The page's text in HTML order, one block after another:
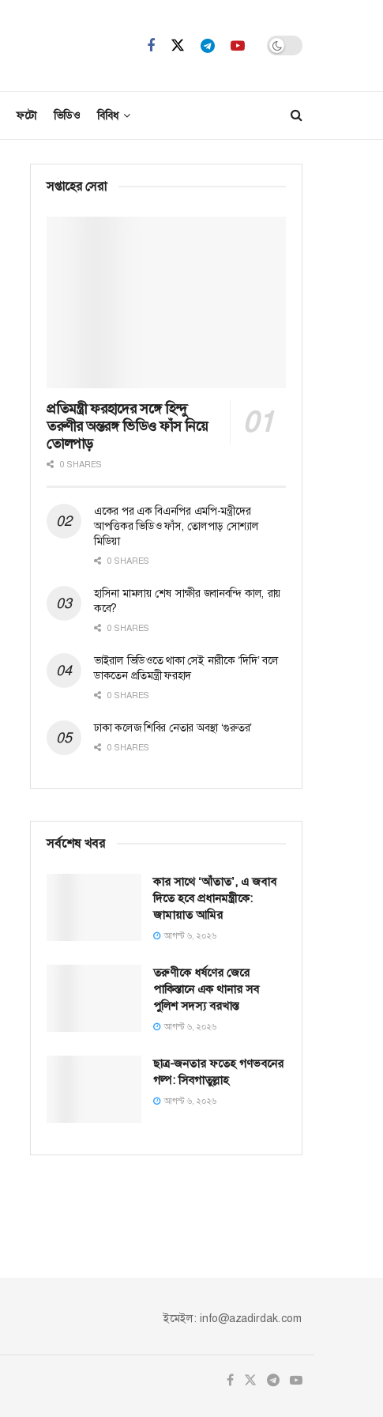
ফটো ভিডিও বিবিধ
সপ্তাহের সেরা
প্রতিমন্ত্রী ফরহাদের সঙ্গে হিন্দু
তরুণীর অন্তরঙ্গ ভিডিও ফাঁস নিয়ে
তোলপাড়
0 SHARES
একের পর এক বিএনপির এমপি-মন্ত্রীদের
আপত্তিকর ভিডিও ফাঁস, তোলপাড় সোশ্যাল
মিডিয়া
0 SHARES
হাসিনা মামলায় শেষ সাক্ষীর জবানবন্দি কাল, রায়
কবে?
0 SHARES
ভাইরাল ভিডিওতে থাকা সেই নারীকে ‘দিদি’ বলে
ডাকতেন প্রতিমন্ত্রী ফরহাদ
0 SHARES
ঢাকা কলেজ শিবির নেতার অবস্থা ‘গুরুতর’
0 SHARES
সর্বশেষ খবর
কার সাথে ‘আঁতাত’, এ জবাব
দিতে হবে প্রধানমন্ত্রীকে:
জামায়াত আমির
আগস্ট ৬, ২০২৬
তরুণীকে ধর্ষণের জেরে
পাকিস্তানে এক থানার সব
পুলিশ সদস্য বরখাস্ত
আগস্ট ৬, ২০২৬
ছাত্র-জনতার ফতেহ গণভবনের
গল্প: সিবগাতুল্লাহ
আগস্ট ৬, ২০২৬
ইমেইল: info@azadirdak.com